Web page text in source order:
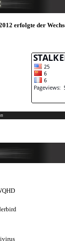
erfolgte der